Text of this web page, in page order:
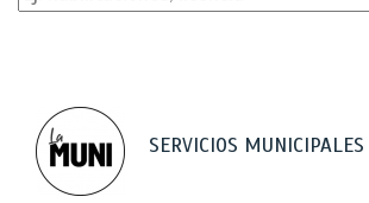
SERVICIOS MUNICIPALES